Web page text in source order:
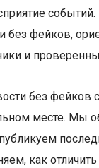
без фейков,
и
без фейков
месте. Мы
как